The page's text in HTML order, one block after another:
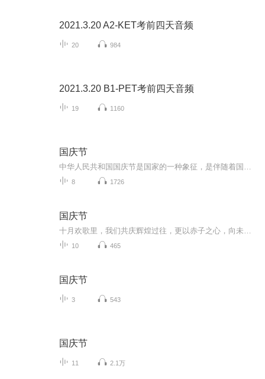
2021.3.20 A2-KET考前四天音频
20 984
2021.3.20 B1-PET考前四天音频
19 1160
国庆节
8 1726
国庆节
10 465
国庆节
3 543
国庆节
11 2.1万